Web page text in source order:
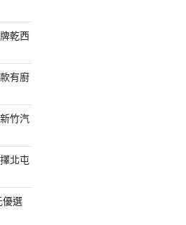
乾西
有廚
竹汽
北屯
選